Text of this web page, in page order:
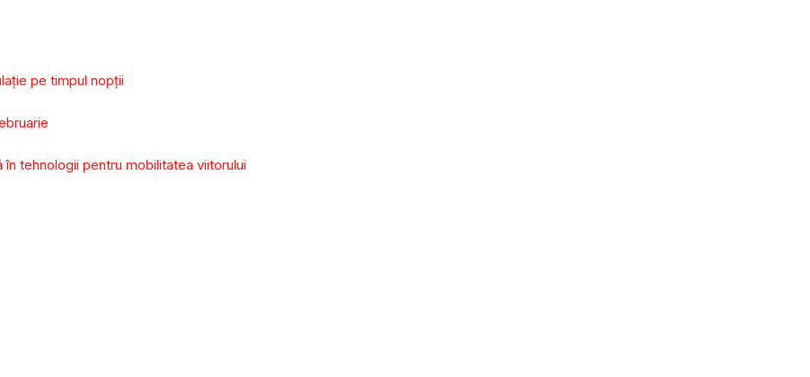
pe timpul nopţii
tehnologii pentru mobilitatea viitorului